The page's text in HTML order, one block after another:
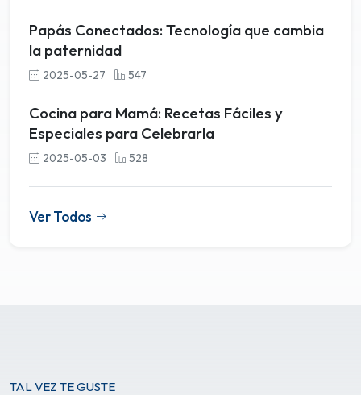
Papás Conectados: Tecnología que cambia
la paternidad
2025-05-27 547
Cocina para Mamá: Recetas Fáciles y
Especiales para Celebrarla
2025-05-03 528
Ver Todos
TAL VEZ TE GUSTE